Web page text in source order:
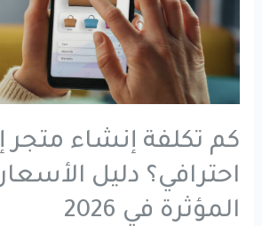
على
الأرباح
كم تكلفة إنشاء متجر
احترافي؟ دليل
المؤثرة في 2026